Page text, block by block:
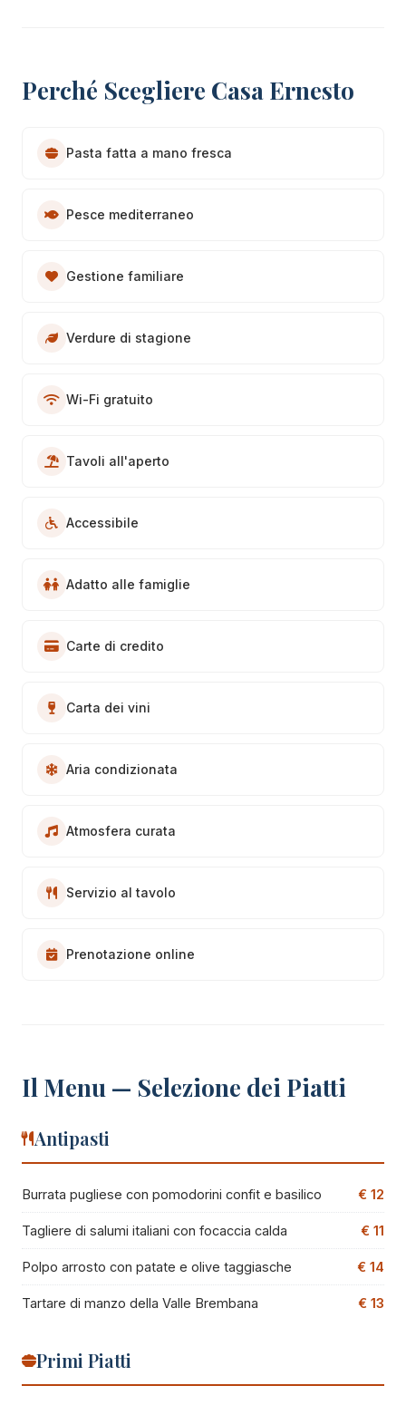
Perché Scegliere Casa Ernesto
Pasta fatta a mano fresca
Pesce mediterraneo
Gestione familiare
Verdure di stagione
Wi-Fi gratuito
Tavoli all'aperto
Accessibile
Adatto alle famiglie
Carte di credito
Carta dei vini
Aria condizionata
Atmosfera curata
Servizio al tavolo
Prenotazione online
Il Menu — Selezione dei Piatti
Antipasti
Burrata pugliese con pomodorini confit e basilico € 12
Tagliere di salumi italiani con focaccia calda € 11
Polpo arrosto con patate e olive taggiasche € 14
Tartare di manzo della Valle Brembana € 13
Primi Piatti